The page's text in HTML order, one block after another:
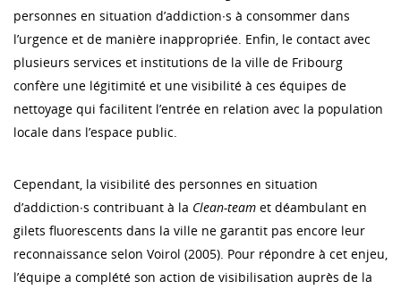
personnes en situation d’addiction∙s à consommer dans
l’urgence et de manière inappropriée. Enfin, le contact avec
plusieurs services et institutions de la ville de Fribourg
confère une légitimité et une visibilité à ces équipes de
nettoyage qui facilitent l’entrée en relation avec la population
locale dans l’espace public.
Cependant, la visibilité des personnes en situation
d’addiction∙s contribuant à la Clean-team et déambulant en
gilets fluorescents dans la ville ne garantit pas encore leur
reconnaissance selon Voirol (2005). Pour répondre à cet enjeu,
l’équipe a complété son action de visibilisation auprès de la